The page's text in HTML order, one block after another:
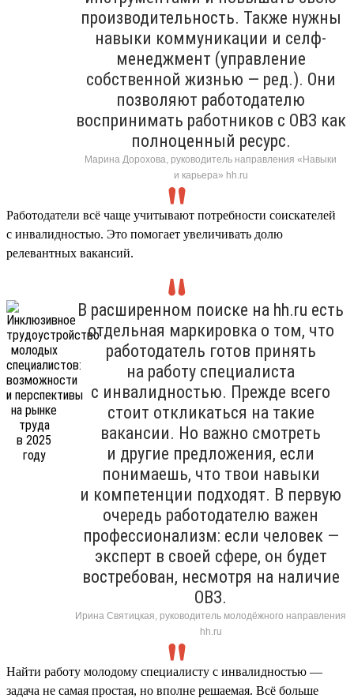
производительность. Также нужны
навыки коммуникации и селф-
менеджмент (управление
собственной жизнью — ред.). Они
позволяют работодателю
воспринимать работников с ОВЗ как
полноценный ресурс.
Марина Дорохова, руководитель направления «Навыки
и карьера» hh.ru
Работодатели всё чаще учитывают потребности соискателей
с инвалидностью. Это помогает увеличивать долю
релевантных вакансий.
В расширенном поиске на hh.ru есть
отдельная маркировка о том, что
работодатель готов принять
на работу специалиста
с инвалидностью. Прежде всего
стоит откликаться на такие
вакансии. Но важно смотреть
и другие предложения, если
понимаешь, что твои навыки
и компетенции подходят. В первую
очередь работодателю важен
профессионализм: если человек —
эксперт в своей сфере, он будет
востребован, несмотря на наличие
ОВЗ.
Ирина Святицкая, руководитель молодёжного направления
hh.ru
Найти работу молодому специалисту с инвалидностью —
задача не самая простая, но вполне решаемая. Всё больше